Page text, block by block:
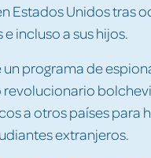
Estados Unidos tras
incluso a sus hijos.
programa de
a otros países para
extranjeros.